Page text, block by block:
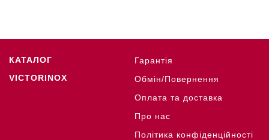
КАТАЛОГ
VICTORINOX
Гарантія
Обмін/Повернення
Оплата та доставка
Про нас
Політика конфіденційності